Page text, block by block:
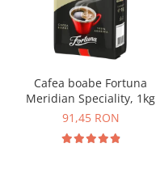
Cafea boabe Fortuna
Meridian Speciality, 1kg
91,45 RON